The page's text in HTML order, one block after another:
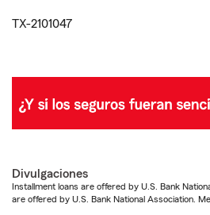
TX-2101047
Divulgaciones
Installment loans are offered by U.S. Bank
are offered by U.S. Bank National Association.